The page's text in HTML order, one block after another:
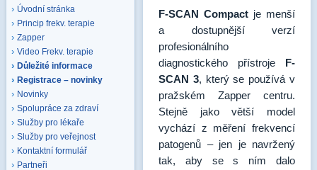
Úvodní stránka
Princip frekv. terapie
Zapper
Video Frekv. terapie
Důležité informace
Registrace – novinky
Novinky
Spolupráce za zdraví
Služby pro lékaře
Služby pro veřejnost
Kontaktní formulář
Partneři
F-SCAN Compact je menší
a dostupnější verzí
profesionálního
diagnostického přístroje F-
SCAN 3, který se používá v
pražském Zapper centru.
Stejně jako větší model
vychází z měření frekvencí
patogenů – jen je navržený
tak, aby se s ním dalo